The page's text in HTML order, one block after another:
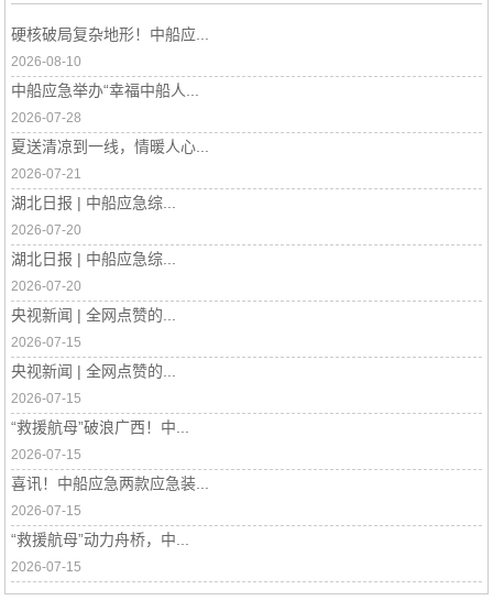
硬核破局复杂地形！中船应...
2026-08-10
中船应急举办“幸福中船人...
2026-07-28
夏送清凉到一线，情暖人心...
2026-07-21
湖北日报 | 中船应急综...
2026-07-20
湖北日报 | 中船应急综...
2026-07-20
央视新闻 | 全网点赞的...
2026-07-15
央视新闻 | 全网点赞的...
2026-07-15
“救援航母”破浪广西！中...
2026-07-15
喜讯！中船应急两款应急装...
2026-07-15
“救援航母”动力舟桥，中...
2026-07-15